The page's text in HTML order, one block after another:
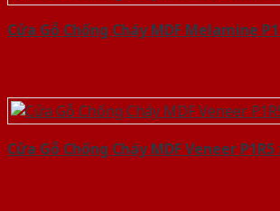
Cửa Gỗ Chống Cháy MDF Melamine
Cửa Gỗ Chống Cháy MDF Veneer